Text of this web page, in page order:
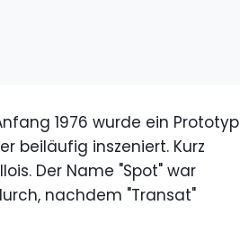
1976 wurde ein Prototyp
beiläufig inszeniert. Kurz
Der Name "Spot" war
nachdem "Transat"